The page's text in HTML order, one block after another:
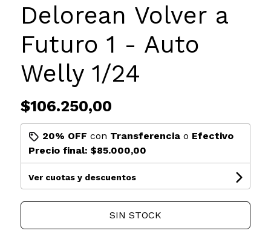
Delorean Volver a
Futuro 1 - Auto
Welly 1/24
$106.250,00
20% OFF con Transferenciao Efectivo
Precio final: $85.000,00
Ver cuotas y descuentos
SIN STOCK